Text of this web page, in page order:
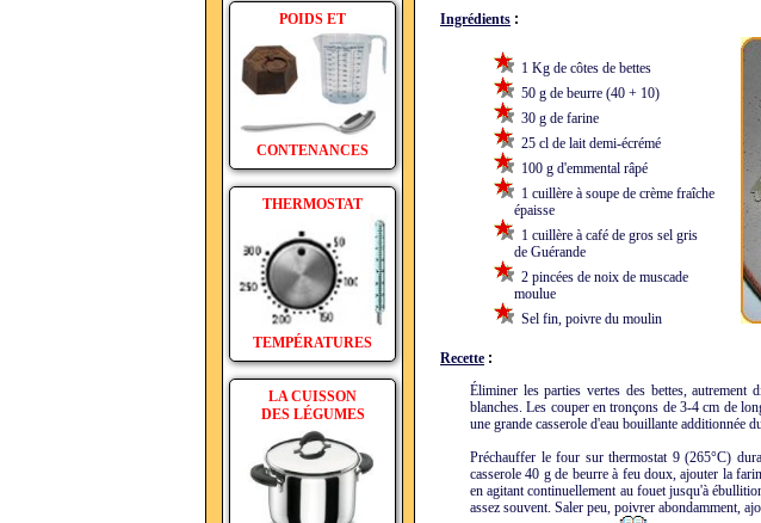
POIDS ET
CONTENANCES
THERMOSTAT
TEMPÉRATURES
LA CUISSON
DES LÉGUMES
Ingrédients :
1 Kg de côtes de bettes
50 g de beurre (40 + 10)
30 g de farine
25 cl de lait demi-écrémé
100 g d'emmental râpé
1 cuillère à soupe de crème fraîche
épaisse
1 cuillère à café de gros sel gris
de Guérande
2 pincées de noix de muscade
moulue
Sel fin, poivre du moulin
Recette :
Éliminer les parties vertes des bettes,
blanches. Les couper en tronçons de 3-4 cm de
une grande casserole d'eau bouillante additionnée
Préchauffer le four sur thermostat 9 (265°C)
casserole 40 g de beurre à feu doux, ajouter la
en agitant continuellement au fouet jusqu'à
assez souvent. Saler peu, poivrer abondamment,